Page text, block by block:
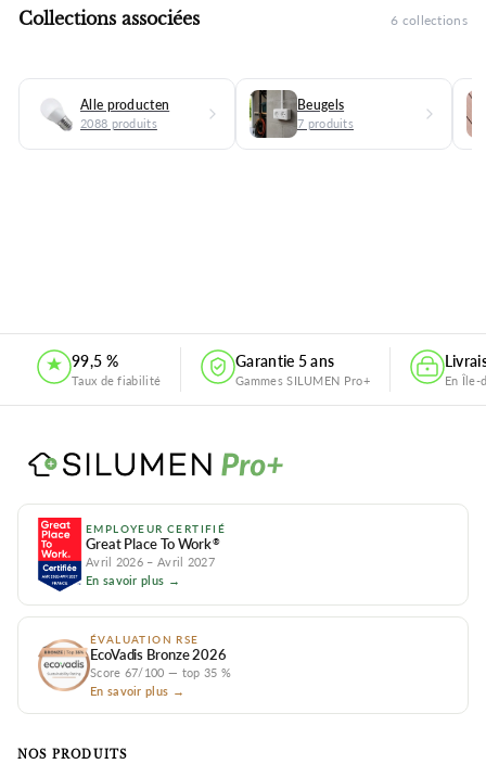
Collections associées 6 collections
Alle producten
2088 produits
Beugels
7 produits
99,5 %
Taux de fiabilité
Garantie 5 ans
Gammes SILUMEN Pro+ En Île-
EMPLOYEUR CERTIFIÉ
Great Place To Work®
Avril 2026 – Avril 2027
En savoir plus →
ÉVALUATION RSE
EcoVadis Bronze 2026
Score 67/100 — top 35 %
En savoir plus →
NOS PRODUITS